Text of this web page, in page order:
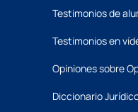
Testimonios de
Testimonios en
Opiniones sobre
Diccionario